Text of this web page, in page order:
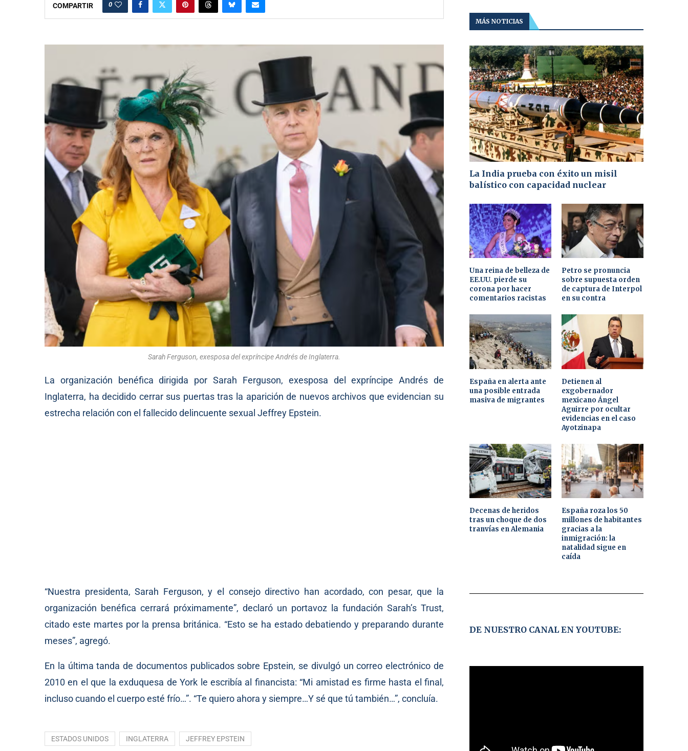
COMPARTIR 0
Sarah Ferguson, exesposa del expríncipe Andrés de Inglaterra.
La organización benéfica dirigida por Sarah Ferguson, exesposa del expríncipe Andrés de
Inglaterra, ha decidido cerrar sus puertas tras la aparición de nuevos archivos que evidencian su
estrecha relación con el fallecido delincuente sexual Jeffrey Epstein.
“Nuestra presidenta, Sarah Ferguson, y el consejo directivo han acordado, con pesar, que la
organización benéfica cerrará próximamente”, declaró un portavoz la fundación Sarah’s Trust,
citado este martes por la prensa británica. “Esto se ha estado debatiendo y preparando durante
meses”, agregó.
En la última tanda de documentos publicados sobre Epstein, se divulgó un correo electrónico de
2010 en el que la exduquesa de York le escribía al financista: “Mi amistad es firme hasta el final,
incluso cuando el cuerpo esté frío…”. “Te quiero ahora y siempre…Y sé que tú también…”, concluía.
ESTADOS UNIDOS INGLATERRA JEFFREY EPSTEIN
MÁS NOTICIAS
La India prueba con éxito un misil
balístico con capacidad nuclear
Una reina de belleza de
EE.UU. pierde su
corona por hacer
comentarios racistas
Petro se pronuncia
sobre supuesta orden
de captura de Interpol
en su contra
España en alerta ante
una posible entrada
masiva de migrantes
Detienen al
exgobernador
mexicano Ángel
Aguirre por ocultar
evidencias en el caso
Ayotzinapa
Decenas de heridos
tras un choque de dos
tranvías en Alemania
España roza los 50
millones de habitantes
gracias a la
inmigración: la
natalidad sigue en
caída
DE NUESTRO CANAL EN YOUTUBE: